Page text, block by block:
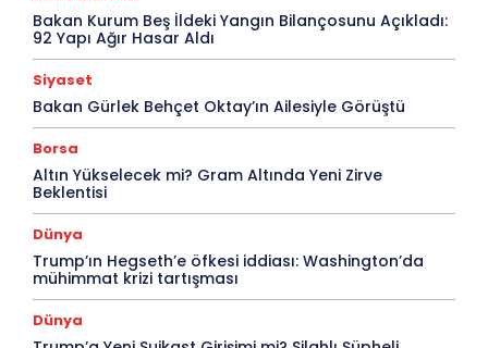
Bakan Kurum Beş İldeki Yangın Bilançosunu Açıkladı:
92 Yapı Ağır Hasar Aldı
Siyaset
Bakan Gürlek Behçet Oktay’ın Ailesiyle Görüştü
Borsa
Altın Yükselecek mi? Gram Altında Yeni Zirve
Beklentisi
Dünya
Trump’ın Hegseth’e öfkesi iddiası: Washington’da
mühimmat krizi tartışması
Dünya